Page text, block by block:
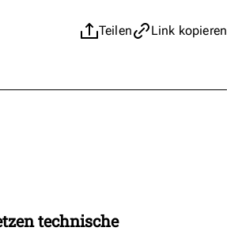
Teilen Link kopieren
technische